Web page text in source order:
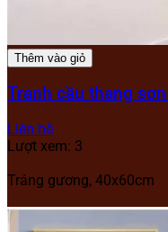
Thêm vào giỏ
Tranh cầu thang
Liên hệ
Lượt xem: 3
Tráng gương, 40x60cm